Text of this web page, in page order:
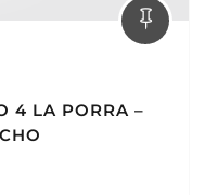
4 LA PORRA –